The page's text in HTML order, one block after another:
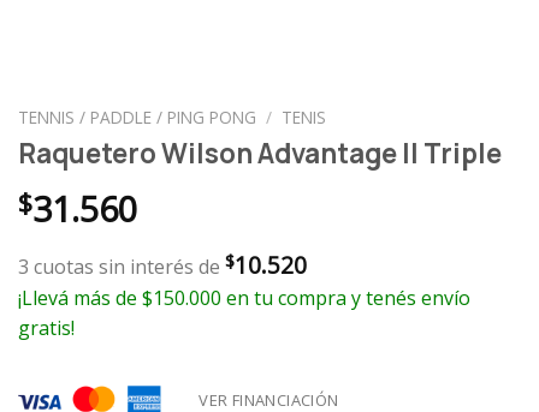
TENNIS / PADDLE / PING PONG / TENIS
Raquetero Wilson Advantage II Triple
$31.560
3 cuotas sin interés de $10.520
¡Llevá más de $150.000 en tu compra y tenés envío
gratis!
VER FINANCIACIÓN